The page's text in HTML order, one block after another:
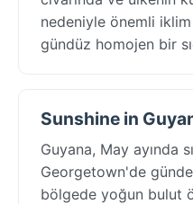
nedeniyle önemli iklim
gündüz homojen bir
Sunshine in
Guyana, May ayında
Georgetown'de
bölgede yoğun bulut